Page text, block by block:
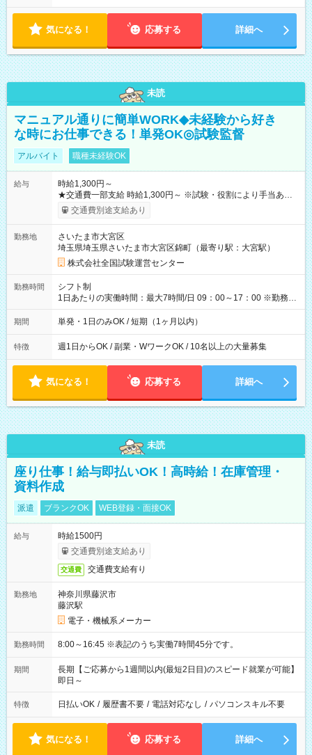
気になる！ 応募する 詳細へ
未読
マニュアル通りに簡単WORK◆未経験から好き
な時にお仕事できる！単発OK◎試験監督
アルバイト 職種未経験OK
給与
時給1,300円～
★交通費一部支給 時給1,300円～ ※試験・役割により手当あり
※勤務回数により昇給あり 【即給（前払い）オプションあ
り！】 希望される場合、勤務から1週間ほどで給与の一部を受け
例】 ・河合塾模擬試験 8:30～17:30（休憩1時間） 時給1,300円
×8時間＝日収10,400円＋交通費 ※当日の役割により時給＋100
円の場合あり ・国家試験 7:00～13:30（休憩なし） 時給1,300
円（役割手当＋100円）×6時間＝日収8,400円＋交通費 【試用期
間】試用期間なし
交通費別途支給あり
勤務地
さいたま市大宮区
埼玉県埼玉県さいたま市大宮区錦町（最寄り駅：大宮駅）
株式会社全国試験運営センター
勤務時間
シフト制
1日あたりの実働時間：最大7時間/日 09：00～17：00 ※勤務時
間は 試験により異なります。
期間 単発・1日のみOK / 短期（1ヶ月以内）
特徴 週1日からOK / 副業・WワークOK / 10名以上の大量募集
気になる！ 応募する 詳細へ
未読
座り仕事！給与即払いOK！高時給！在庫管理・
資料作成
派遣 ブランクOK WEB登録・面接OK
給与
時給1500円
交通費別途支給あり
交通費 交通費支給有り
勤務地
神奈川県藤沢市
藤沢駅
電子・機械系メーカー
勤務時間 8:00～16:45 ※表記のうち実働7時間45分です。
期間
長期【ご応募から1週間以内(最短2日目)のスピード就業が可能】
即日～
特徴 日払いOK / 履歴書不要 / 電話対応なし / パソコンスキル不要
気になる！ 応募する 詳細へ